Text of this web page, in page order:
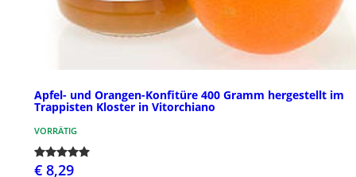
Apfel- und Orangen-Konfitüre 400 Gramm hergestellt im
Trappisten Kloster in Vitorchiano
VORRÄTIG
€ 8,29